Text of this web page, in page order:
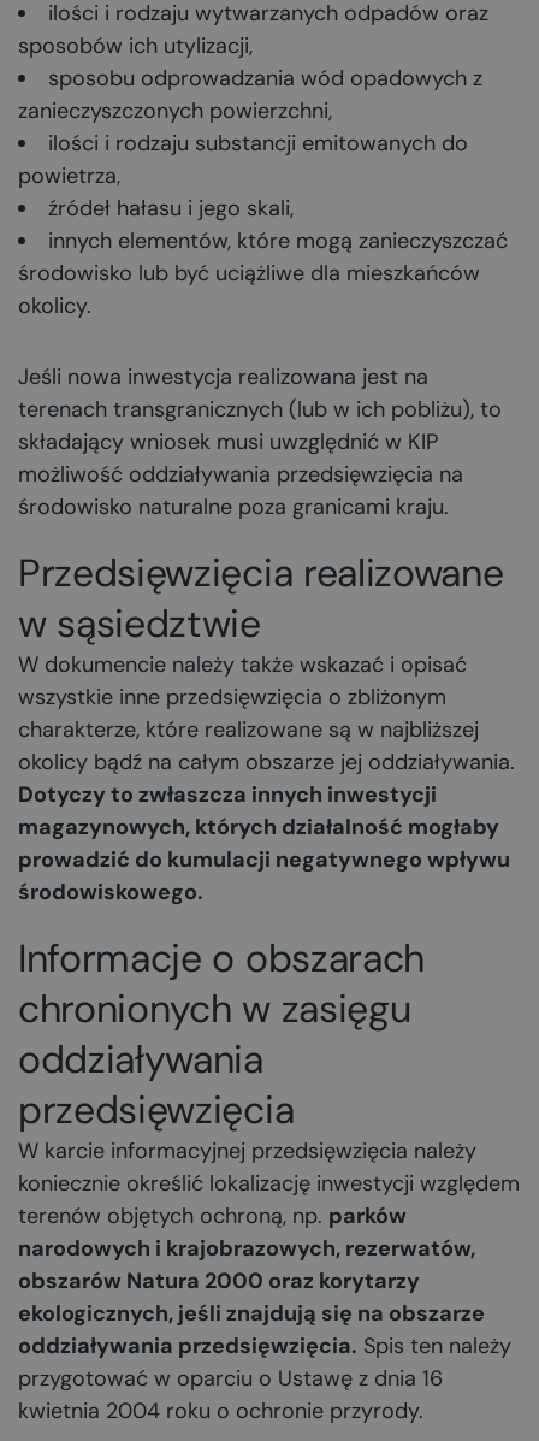
ilości i rodzaju wytwarzanych odpadów oraz
sposobów ich utylizacji,
sposobu odprowadzania wód opadowych z
zanieczyszczonych powierzchni,
ilości i rodzaju substancji emitowanych do
powietrza,
źródeł hałasu i jego skali,
innych elementów, które mogą zanieczyszczać
środowisko lub być uciążliwe dla mieszkańców
okolicy.
Jeśli nowa inwestycja realizowana jest na
terenach transgranicznych (lub w ich pobliżu), to
składający wniosek musi uwzględnić w KIP
możliwość oddziaływania przedsięwzięcia na
środowisko naturalne poza granicami kraju.
Przedsięwzięcia realizowane
w sąsiedztwie
W dokumencie należy także wskazać i opisać
wszystkie inne przedsięwzięcia o zbliżonym
charakterze, które realizowane są w najbliższej
okolicy bądź na całym obszarze jej oddziaływania.
Dotyczy to zwłaszcza innych inwestycji
magazynowych, których działalność mogłaby
prowadzić do kumulacji negatywnego wpływu
środowiskowego.
Informacje o obszarach
chronionych w zasięgu
oddziaływania
przedsięwzięcia
W karcie informacyjnej przedsięwzięcia należy
koniecznie określić lokalizację inwestycji względem
terenów objętych ochroną, np. parków
narodowych i krajobrazowych, rezerwatów,
obszarów Natura 2000 oraz korytarzy
ekologicznych, jeśli znajdują się na obszarze
oddziaływania przedsięwzięcia. Spis ten należy
przygotować w oparciu o Ustawę z dnia 16
kwietnia 2004 roku o ochronie przyrody.